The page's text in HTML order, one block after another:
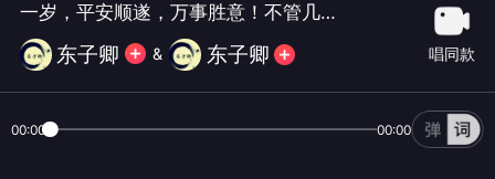
一岁，平安顺遂，万事胜意！不管几
岁，快乐万岁！
东子卿 & 东子卿 唱同款
00:00 00:00